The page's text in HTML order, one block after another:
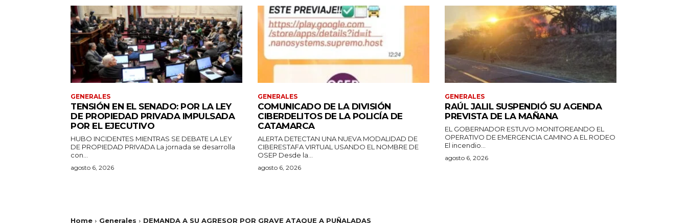
GENERALES
TENSIÓN EN EL SENADO: POR LA LEY
DE PROPIEDAD PRIVADA IMPULSADA
POR EL EJECUTIVO
HUBO INCIDENTES MIENTRAS SE DEBATE LA LEY
DE PROPIEDAD PRIVADA La jornada se desarrolla
con...
agosto 6, 2026
GENERALES
COMUNICADO DE LA DIVISIÓN
CIBERDELITOS DE LA POLICÍA DE
CATAMARCA
ALERTA DETECTAN UNA NUEVA MODALIDAD DE
CIBERESTAFA VIRTUAL USANDO EL NOMBRE DE
OSEP Desde la...
agosto 6, 2026
GENERALES
RAÚL JALIL SUSPENDIÓ SU AGENDA
PREVISTA DE LA MAÑANA
EL GOBERNADOR ESTUVO MONITOREANDO EL
OPERATIVO DE EMERGENCIA CAMINO A EL RODEO
El incendio...
agosto 6, 2026